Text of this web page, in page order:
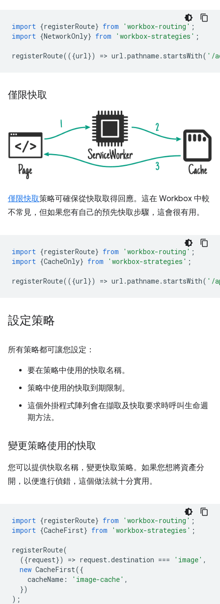
import {registerRoute} from 'workbox-routing' ;
import {NetworkOnly} from 'workbox-strategies' ;
registerRoute(({url}) => url .pathname. startsWith( '/
僅限快取
僅限快取策略可確保從快取取得回應。這在 Workbox 中較
不常見，但如果您有自己的預先快取步驟，這會很有用。
import {registerRoute} from 'workbox-routing' ;
import {CacheOnly} from 'workbox-strategies' ;
registerRoute(({url }) => url .pathname. startsWith( '/
設定策略
所有策略都可讓您設定：
要在策略中使用的快取名稱。
策略中使用的快取到期限制。
這個外掛程式陣列會在擷取及快取要求時呼叫生命週
期方法。
變更策略使用的快取
您可以提供快取名稱，變更快取策略。如果您想將資產分
開，以便進行偵錯，這個做法就十分實用。
import {registerRoute} from 'workbox-routing' ;
import {CacheFirst} from 'workbox-strategies' ;
registerRoute(
({request}) => request .destination === 'image' ,
new CacheFirst({
cacheName : 'image-cache' ,
})
);